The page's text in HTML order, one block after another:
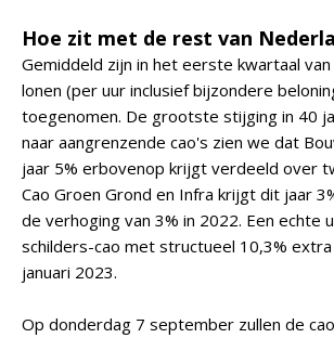
Hoe zit met de rest van
Gemiddeld zijn in het eerste kwartaal
lonen (per uur inclusief bijzondere
toegenomen. De grootste stijging in 40
naar aangrenzende cao's zien we dat
jaar 5% erbovenop krijgt verdeeld over
Cao Groen Grond en Infra krijgt dit jaar
de verhoging van 3% in 2022. Een echte
schilders-cao met structueel 10,3% extra
januari 2023.
Op donderdag 7 september zullen de